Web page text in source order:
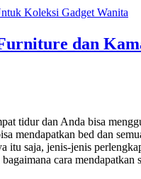
Koleksi Gadget Wanita
dan
tidur dan Anda bisa
mendapatkan bed dan
itu saja, jenis-jenis
cara